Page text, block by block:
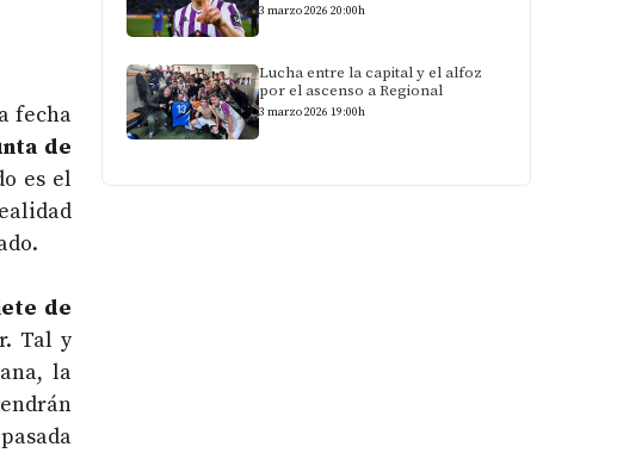
fecha
de
es el
de
Tal y
la
3 marzo 2026 20:00h
Lucha entre la capital y el alfoz
por el ascenso a Regional
3 marzo 2026 19:00h